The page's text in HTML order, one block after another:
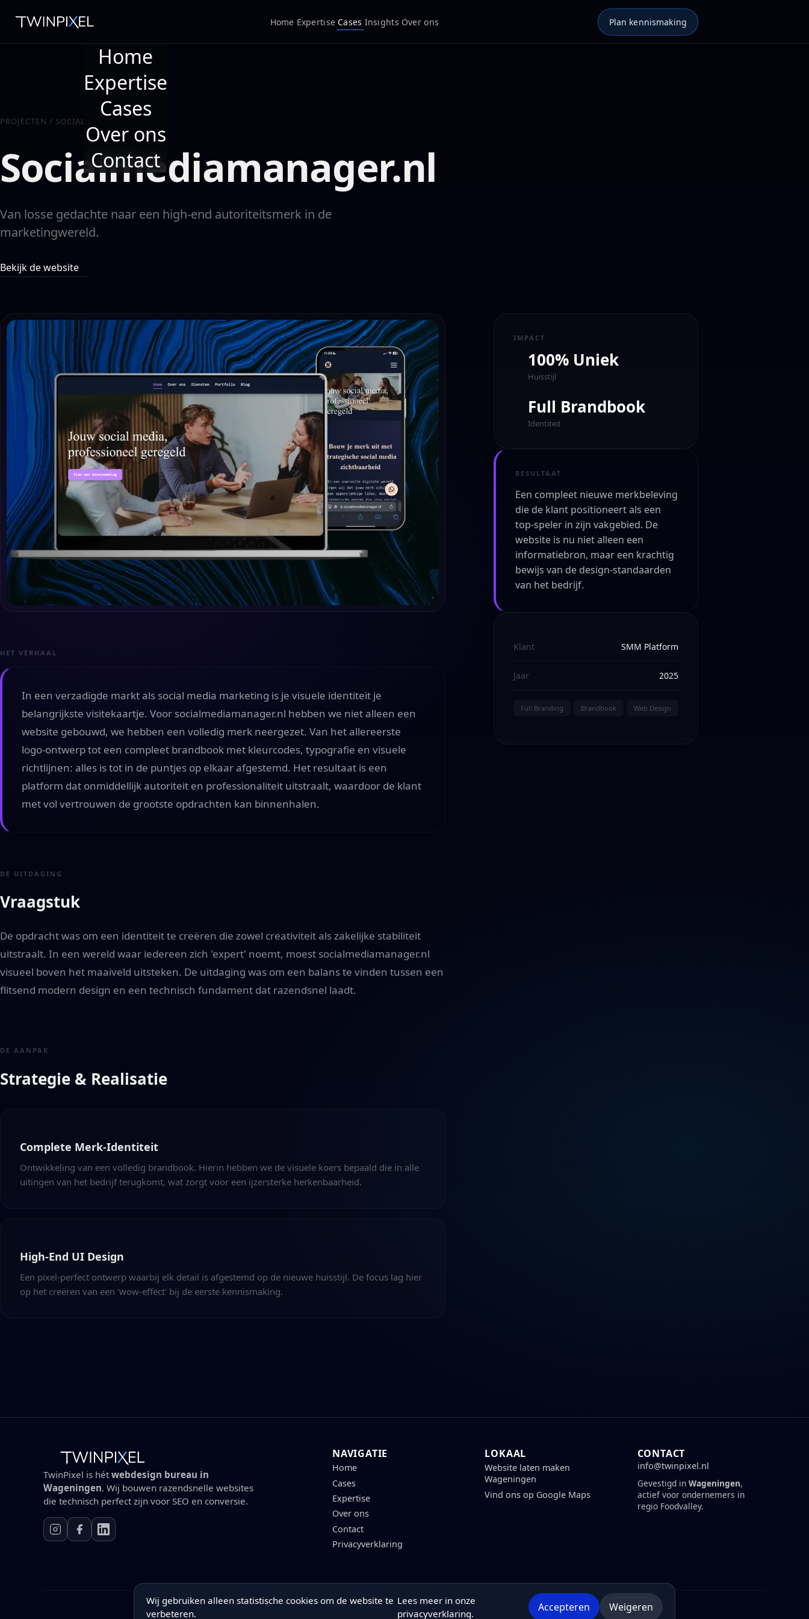
Home Expertise Cases Insights Over ons Plan kennismaking
Home
Expertise
Cases
Over ons
Contact
PROJECTEN / SOCIALMEDIAMANAGER.NL
Socialmediamanager.nl
Van losse gedachte naar een high-end autoriteitsmerk in de
marketingwereld.
Bekijk de website
HET VERHAAL
In een verzadigde markt als social media marketing is je visuele identiteit je
belangrijkste visitekaartje. Voor socialmediamanager.nl hebben we niet alleen een
website gebouwd, we hebben een volledig merk neergezet. Van het allereerste
logo-ontwerp tot een compleet brandbook met kleurcodes, typografie en visuele
richtlijnen: alles is tot in de puntjes op elkaar afgestemd. Het resultaat is een
platform dat onmiddellijk autoriteit en professionaliteit uitstraalt, waardoor de klant
met vol vertrouwen de grootste opdrachten kan binnenhalen.
DE UITDAGING
Vraagstuk
De opdracht was om een identiteit te creëren die zowel creativiteit als zakelijke stabiliteit
uitstraalt. In een wereld waar iedereen zich 'expert' noemt, moest socialmediamanager.nl
visueel boven het maaiveld uitsteken. De uitdaging was om een balans te vinden tussen een
flitsend modern design en een technisch fundament dat razendsnel laadt.
DE AANPAK
Strategie & Realisatie
Complete Merk-Identiteit
Ontwikkeling van een volledig brandbook. Hierin hebben we de visuele koers bepaald die in alle
uitingen van het bedrijf terugkomt, wat zorgt voor een ijzersterke herkenbaarheid.
High-End UI Design
Een pixel-perfect ontwerp waarbij elk detail is afgestemd op de nieuwe huisstijl. De focus lag hier
op het creëren van een 'wow-effect' bij de eerste kennismaking.
IMPACT
100% Uniek
Huisstijl
Full Brandbook
Identiteit
RESULTAAT
Een compleet nieuwe merkbeleving
die de klant positioneert als een
top-speler in zijn vakgebied. De
website is nu niet alleen een
informatiebron, maar een krachtig
bewijs van de design-standaarden
van het bedrijf.
Klant SMM Platform
Jaar 2025
Full Branding Brandbook Web Design
TwinPixel is hét webdesign bureau in
Wageningen. Wij bouwen razendsnelle websites
die technisch perfect zijn voor SEO en conversie.
NAVIGATIE
Home
Cases
Expertise
Over ons
Contact
Privacyverklaring
LOKAAL
Website laten maken
Wageningen
Vind ons op Google Maps
CONTACT
info@twinpixel.nl
Gevestigd in Wageningen,
actief voor ondernemers in
regio Foodvalley.
KvK 96555645•BTW NL867659397B01
Wij gebruiken alleen statistische cookies om de website te
verbeteren.
Lees meer in onze
privacyverklaring. Accepteren Weigeren